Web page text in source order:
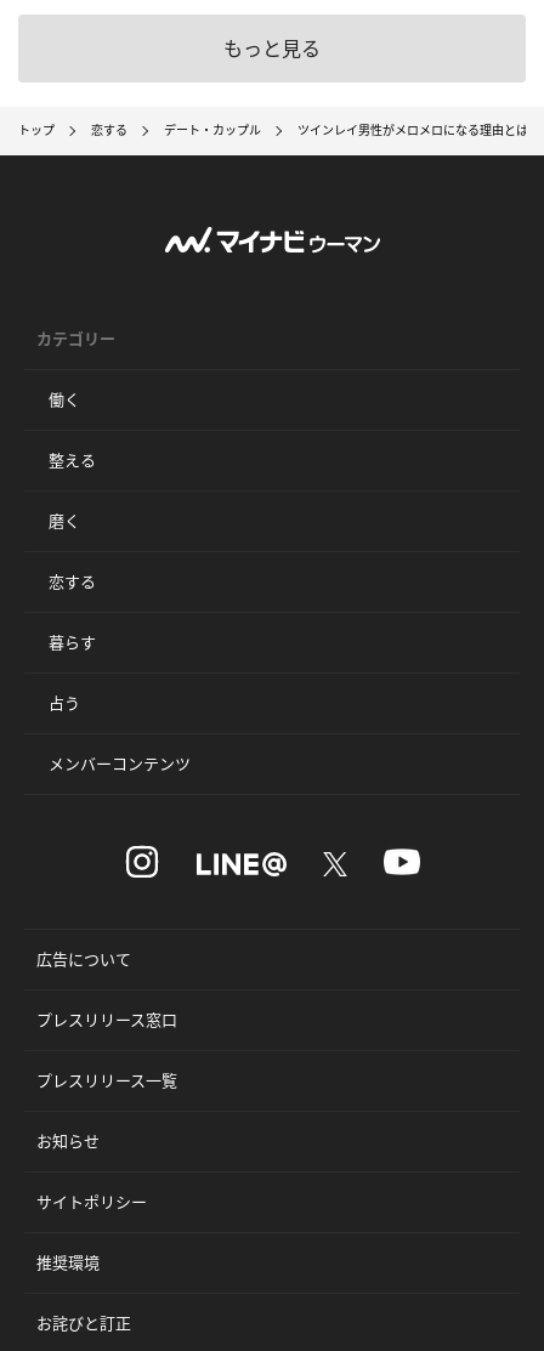
もっと見る
トップ 恋する デート・カップル ツインレイ男性がメロメロになる理由とは
カテゴリー
働く
整える
磨く
恋する
暮らす
占う
メンバーコンテンツ
広告について
プレスリリース窓口
プレスリリース一覧
お知らせ
サイトポリシー
推奨環境
お詫びと訂正